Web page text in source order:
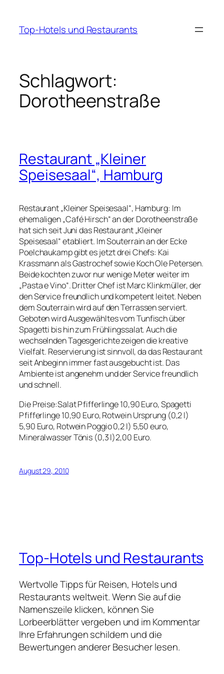
springen
Top-Hotels und Restaurants
Schlagwort:
Dorotheenstraße
Restaurant „Kleiner
Speisesaal“, Hamburg
Restaurant „Kleiner Speisesaal“, Hamburg: Im
ehemaligen „Café Hirsch“ an der Dorotheenstraße
hat sich seit Juni das Restaurant „Kleiner
Speisesaal“ etabliert. Im Souterrain an der Ecke
Poelchaukamp gibt es jetzt drei Chefs: Kai
Krassmann als Gastrochef sowie Koch Ole Petersen.
Beide kochten zuvor nur wenige Meter weiter im
„Pasta e Vino“. Dritter Chef ist Marc Klinkmüller, der
den Service freundlich und kompetent leitet. Neben
dem Souterrain wird auf den Terrassen serviert.
Geboten wird Ausgewähltes vom Tunfisch über
Spagetti bis hin zum Frühlingssalat. Auch die
wechselnden Tagesgerichte zeigen die kreative
Vielfalt. Reservierung ist sinnvoll, da das Restaurant
seit Anbeginn immer fast ausgebucht ist. Das
Ambiente ist angenehm und der Service freundlich
und schnell.
Die Preise:Salat Pfifferlinge 10,90 Euro, Spagetti
Pfifferlinge 10,90 Euro, Rotwein Ursprung (0,2 l)
5,90 Euro, Rotwein Poggio 0,2 l) 5,50 euro,
Mineralwasser Tönis (0,3 l)2,00 Euro.
August 29, 2010
Top-Hotels und Restaurants
Wertvolle Tipps für Reisen, Hotels und
Restaurants weltweit. Wenn Sie auf die
Namenszeile klicken, können Sie
Lorbeerblätter vergeben und im Kommentar
Ihre Erfahrungen schildern und die
Bewertungen anderer Besucher lesen.